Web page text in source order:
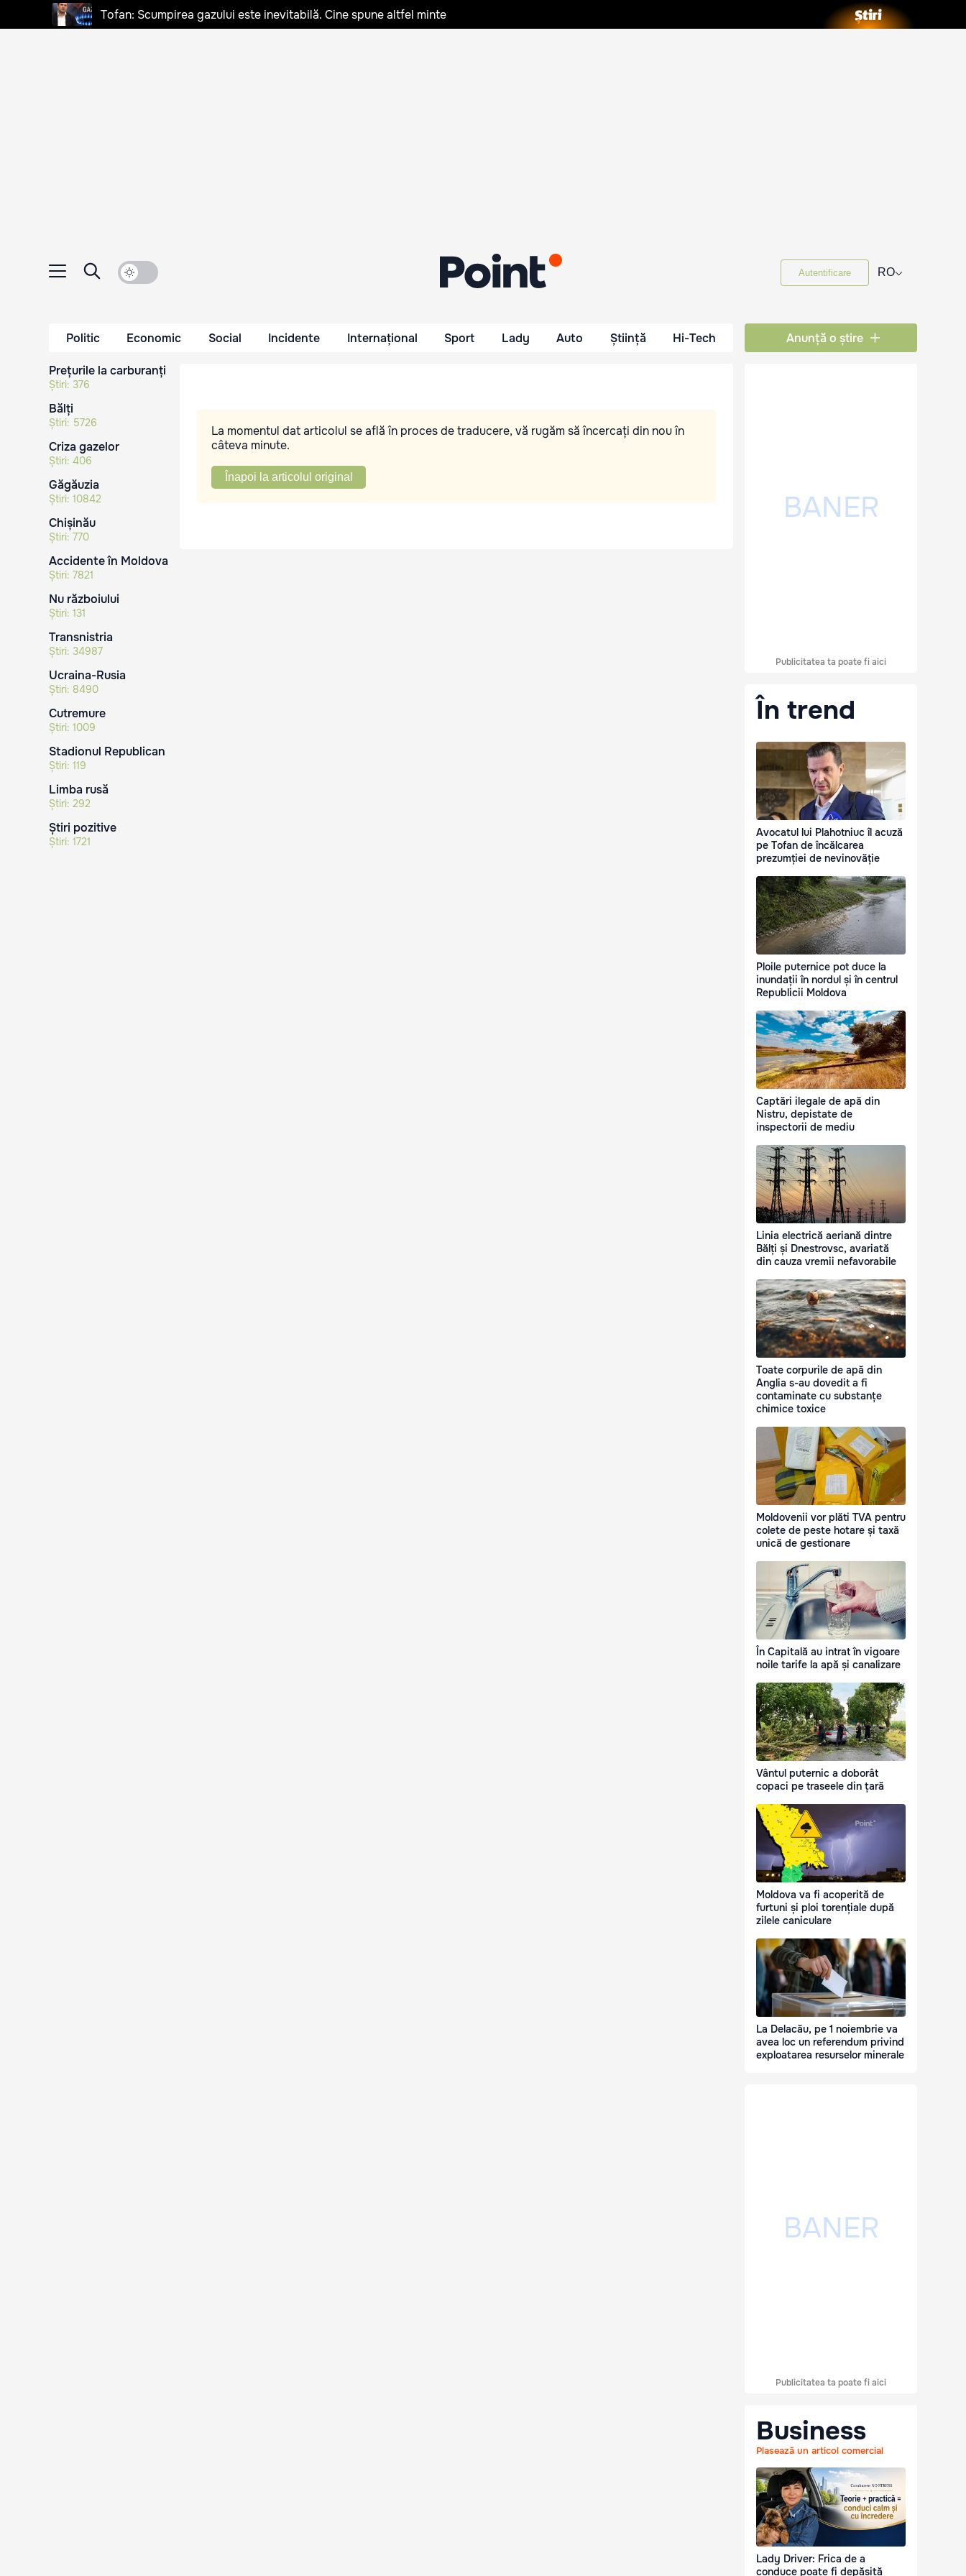
Tofan: Scumpirea gazului este inevitabilă. Cine spune altfel minte
Autentificare RO⌵
Politic Economic Social Incidente Internațional Sport Lady Auto Știință Hi-Tech Anunță o știre
Prețurile la carburanți
Știri: 376
Bălți
Știri: 5726
Criza gazelor
Știri: 406
Găgăuzia
Știri: 10842
Chișinău
Știri: 770
Accidente în Moldova
Știri: 7821
Nu războiului
Știri: 131
Transnistria
Știri: 34987
Ucraina-Rusia
Știri: 8490
Cutremure
Știri: 1009
Stadionul Republican
Știri: 119
Limba rusă
Știri: 292
Știri pozitive
Știri: 1721
La momentul dat articolul se află în proces de traducere, vă rugăm să încercați din nou în
câteva minute.
Înapoi la articolul original
Publicitatea ta poate fi aici
În trend
Avocatul lui Plahotniuc îl acuză
pe Tofan de încălcarea
prezumției de nevinovăție
Ploile puternice pot duce la
inundații în nordul și în centrul
Republicii Moldova
Captări ilegale de apă din
Nistru, depistate de
inspectorii de mediu
Linia electrică aeriană dintre
Bălți și Dnestrovsc, avariată
din cauza vremii nefavorabile
Toate corpurile de apă din
Anglia s-au dovedit a fi
contaminate cu substanțe
chimice toxice
Moldovenii vor plăti TVA pentru
colete de peste hotare și taxă
unică de gestionare
În Capitală au intrat în vigoare
noile tarife la apă și canalizare
Vântul puternic a doborât
copaci pe traseele din țară
Moldova va fi acoperită de
furtuni și ploi torențiale după
zilele caniculare
La Delacău, pe 1 noiembrie va
avea loc un referendum privind
exploatarea resurselor minerale
Publicitatea ta poate fi aici
Business
Plasează un articol comercial
Lady Driver: Frica de a
conduce poate fi depășită